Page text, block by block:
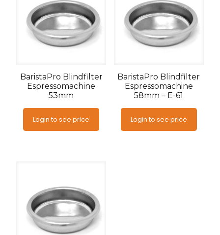
BaristaPro Blindfilter
Espressomachine
53mm
Login to see price
BaristaPro Blindfilter
Espressomachine
58mm – E-61
Login to see price